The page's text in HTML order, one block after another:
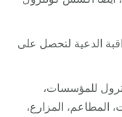
الدعية لتحصل على
للمؤسسات،
المطاعم، المزارع،